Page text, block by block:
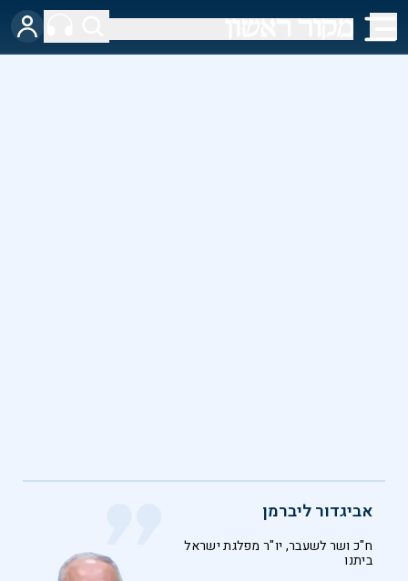
אביגדור ליברמן
ח"כ ושר לשעבר, יו"ר מפלגת ישראל
ביתנו